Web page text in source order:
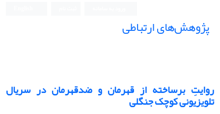
پژوهش‌های ارتباطی
روایتِ برساخته از قهرمان و ضدقهرمان در سریال
تلویزیونی کوچک جنگلی